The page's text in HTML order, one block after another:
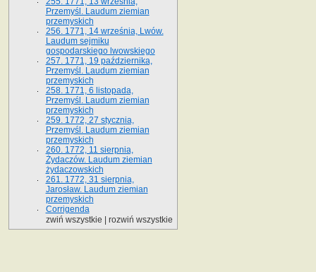
Przemyśl. Laudum ziemian
przemyskich
256. 1771, 14 września, Lwów.
Laudum sejmiku
gospodarskiego lwowskiego
257. 1771, 19 października,
Przemyśl. Laudum ziemian
przemyskich
258. 1771, 6 listopada,
Przemyśl. Laudum ziemian
przemyskich
259. 1772, 27 stycznia,
Przemyśl. Laudum ziemian
przemyskich
260. 1772, 11 sierpnia,
Żydaczów. Laudum ziemian
żydaczowskich
261. 1772, 31 sierpnia,
Jarosław. Laudum ziemian
przemyskich
Corrigenda
zwiń wszystkie
rozwiń wszystkie